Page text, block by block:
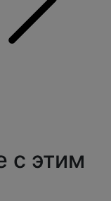
с этим